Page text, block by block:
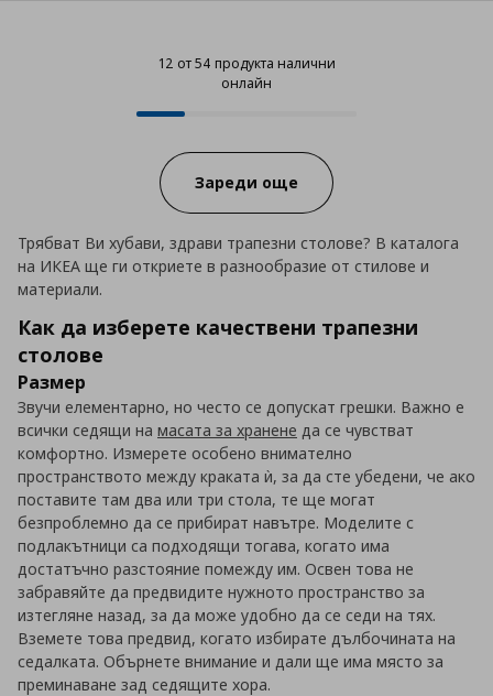
12 от 54 продукта налични
онлайн
12 от 54 продукта налични
Progress:
Зареди още
Трябват Ви хубави, здрави трапезни столове? В каталога
на ИКЕА ще ги откриете в разнообразие от стилове и
материали.
Как да изберете качествени трапезни
столове
Размер
Звучи елементарно, но често се допускат грешки. Важно е
всички седящи на масата за хранене да се чувстват
комфортно. Измерете особено внимателно
пространството между краката ѝ, за да сте убедени, че ако
поставите там два или три стола, те ще могат
безпроблемно да се прибират навътре. Моделите с
подлакътници са подходящи тогава, когато има
достатъчно разстояние помежду им. Освен това не
забравяйте да предвидите нужното пространство за
изтегляне назад, за да може удобно да се седи на тях.
Вземете това предвид, когато избирате дълбочината на
седалката. Обърнете внимание и дали ще има място за
преминаване зад седящите хора.